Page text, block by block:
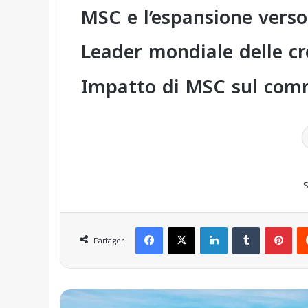
MSC e l’espansione
Leader mondiale delle
Impatto di MSC sul
Partager